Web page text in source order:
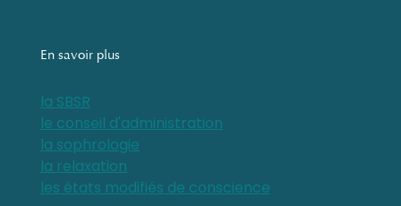
En savoir plus
la SBSR
le conseil d'administration
la sophrologie
la relaxation
les états modifiés de conscience